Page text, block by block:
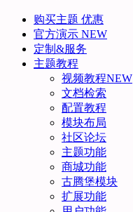
购买主题 优惠
官方演示 NEW
定制&服务
主题教程
视频教程NEW
文档检索
配置教程
模块布局
社区论坛
主题功能
商城功能
古腾堡模块
扩展功能